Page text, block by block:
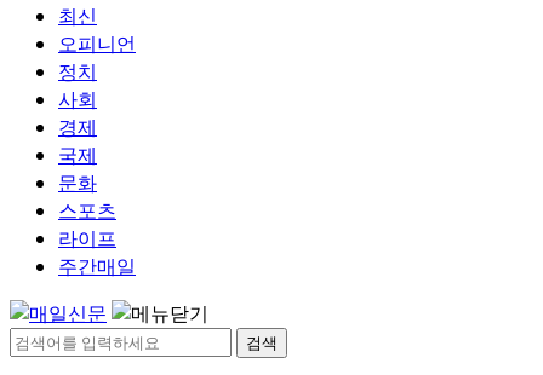
최신
오피니언
정치
사회
경제
국제
문화
스포츠
라이프
주간매일
검색